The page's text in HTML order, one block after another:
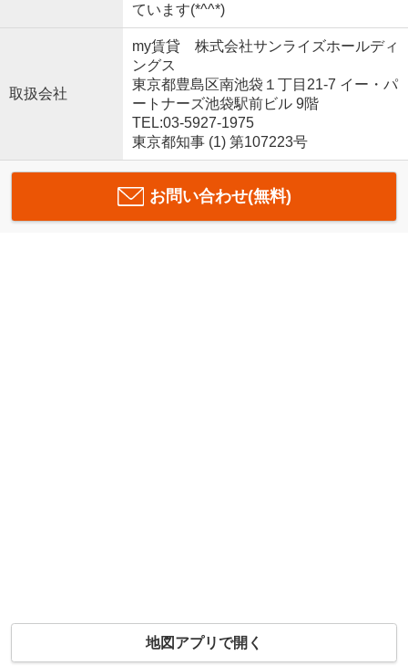
ています(*^^*)
取扱会社
my賃貸 株式会社サンライズホールディ
ングス
東京都豊島区南池袋１丁目21-7 イー・パ
ートナーズ池袋駅前ビル 9階
TEL:03-5927-1975
東京都知事 (1) 第107223号
お問い合わせ(無料)
地図アプリで開く